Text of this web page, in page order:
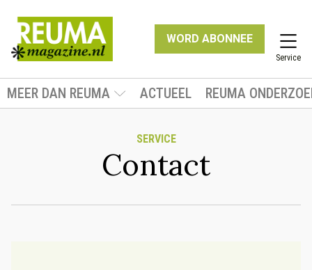
WORD ABONNEE
Service
MEER DAN REUMA ACTUEEL REUMA
SERVICE
Contact